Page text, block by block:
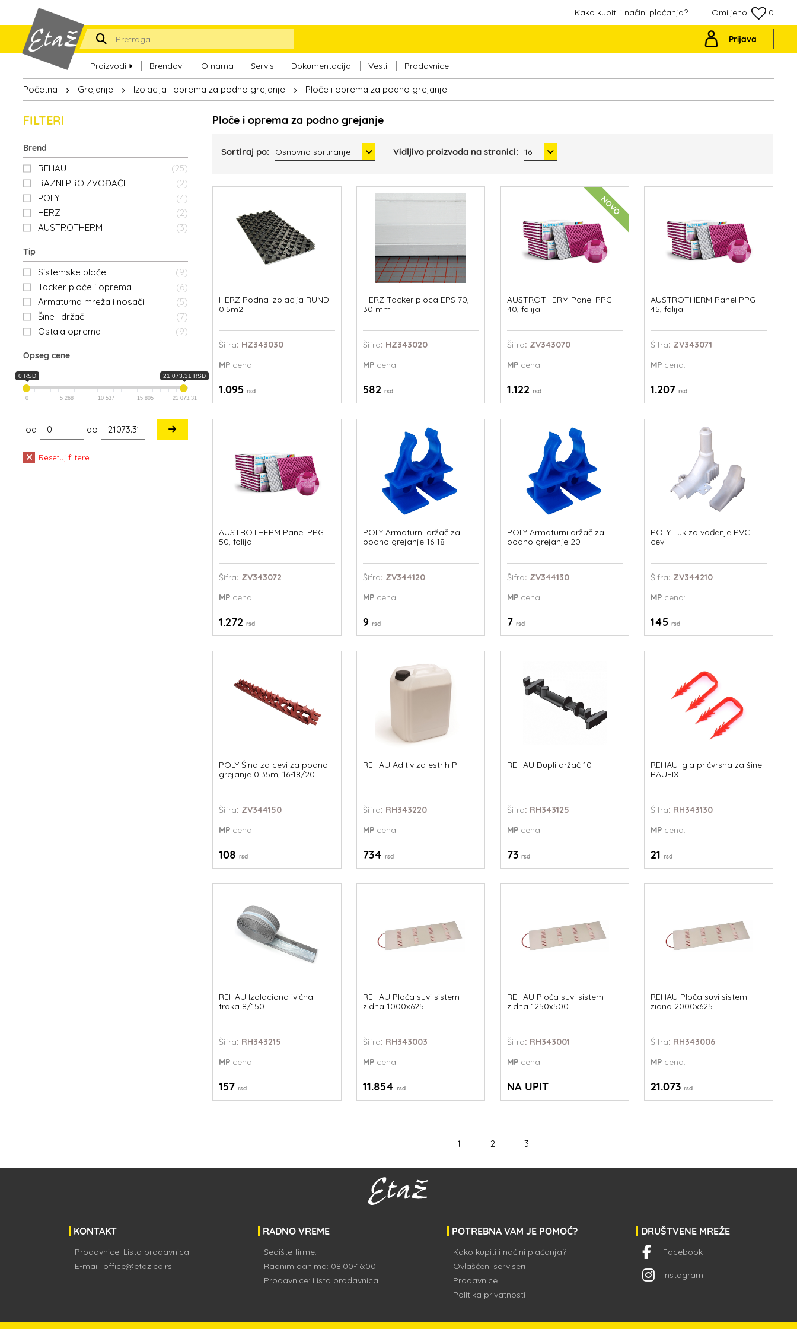
Omiljeno 0
Kako kupiti i načini plaćanja?
Prijava
Proizvodi Brendovi O nama Servis Dokumentacija Vesti Prodavnice
Početna Grejanje Izolacija i oprema za podno grejanje Ploče i oprema za podno grejanje
FILTERI
Brend
REHAU
(25)
RAZNI PROIZVOĐAČI
(2)
POLY
(4)
HERZ
(2)
AUSTROTHERM
(3)
Tip
Sistemske ploče
(9)
Tacker ploče i oprema
(6)
Armaturna mreža i nosači
(5)
Šine i držači
(7)
Ostala oprema
(9)
Opseg cene
0 RSD 21 073.31 RSD
0 5 268 10 537 15 805 21 073.31
od do
Resetuj filtere
Ploče i oprema za podno grejanje
Sortiraj po: Osnovno sortiranje Vidljivo proizvoda na stranici: 16
HERZ Podna izolacija RUND
0.5m2
Šifra: HZ343030
MP cena:
1.095rsd
HERZ Tacker ploca EPS 70,
30 mm
Šifra: HZ343020
MPcena:
582 rsd
NOVO
AUSTROTHERM Panel PPG
40, folija
Šifra: ZV343070
MPcena:
1.122 rsd
AUSTROTHERM Panel PPG
45, folija
Šifra: ZV343071
MP cena:
1.207rsd
AUSTROTHERM Panel PPG
50, folija
Šifra: ZV343072
MP cena:
1.272rsd
POLY Armaturni držač za
podno grejanje 16-18
Šifra: ZV344120
MPcena:
9 rsd
POLY Armaturni držač za
podno grejanje 20
Šifra: ZV344130
MPcena:
7 rsd
POLY Luk za vođenje PVC
cevi
Šifra: ZV344210
MP cena:
145rsd
POLY Šina za cevi za podno
grejanje 0.35m, 16-18/20
Šifra: ZV344150
MP cena:
108rsd
REHAU Aditiv za estrih P
Šifra: RH343220
MPcena:
734 rsd
REHAU Dupli držač 10
Šifra: RH343125
MPcena:
73 rsd
REHAU Igla pričvrsna za šine
RAUFIX
Šifra: RH343130
MP cena:
21rsd
REHAU Izolaciona ivična
traka 8/150
Šifra: RH343215
MP cena:
157rsd
REHAU Ploča suvi sistem
zidna 1000x625
Šifra: RH343003
MPcena:
11.854 rsd
REHAU Ploča suvi sistem
zidna 1250x500
Šifra: RH343001
MPcena:
NA UPIT
REHAU Ploča suvi sistem
zidna 2000x625
Šifra: RH343006
MP cena:
21.073rsd
1 2 3
KONTAKT
Prodavnice: Lista prodavnica
E-mail: office@etaz.co.rs
RADNO VREME
Sedište firme:
Radnim danima: 08:00-16:00
Prodavnice: Lista prodavnica
POTREBNA VAM JE POMOĆ?
Kako kupiti i načini plaćanja?
Ovlašćeni serviseri
Prodavnice
Politika privatnosti
DRUŠTVENE MREŽE
Facebook
Instagram